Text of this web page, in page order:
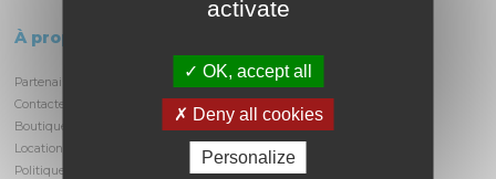
À propos
Partenaires et locataires
Contactez-nous
Boutique
Location/privatisation du circuit
Politique de confidentialité
Informations pratiques
Découvrir la piste
Histoire du circuit
Médiathèque
activate
OK, accept all
Deny all cookies
Personalize